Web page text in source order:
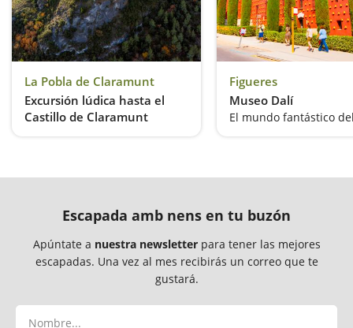
La Pobla de Claramunt
Excursión lúdica hasta el
Castillo de Claramunt
Figueres
Museo Dalí
El mundo fantástico
Escapada amb nens en tu buzón
Apúntate a nuestra newsletterpara tener las mejores
escapadas. Una vez al mes recibirás un correo que te
gustará.